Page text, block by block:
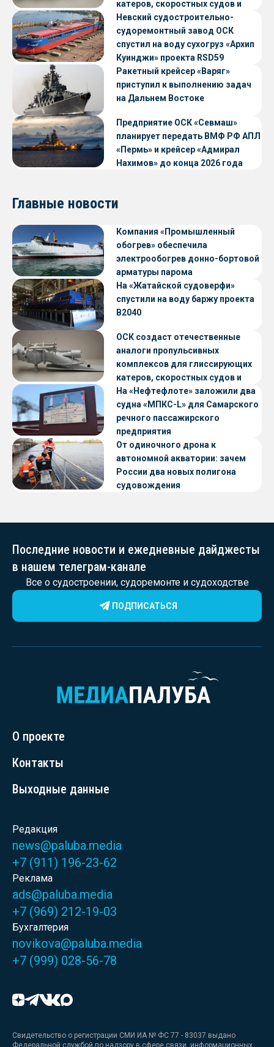
катеров, скоростных судов и
судов с малой осадкой
Невский судостроительно-
судоремонтный завод ОСК
спустил на воду сухогруз «Архип
Куинджи» проекта RSD59
Ракетный крейсер «Варяг»
приступил к выполнению задач
на Дальнем Востоке
Предприятие ОСК «Севмаш»
планирует передать ВМФ РФ АПЛ
«Пермь» и крейсер «Адмирал
Нахимов» до конца 2026 года
Главные новости
Компания «Промышленный
обогрев» обеспечила
электрообогрев донно-бортовой
арматуры парома
«Петропавловск» проекта CNF22
На «Жатайской судоверфи»
спустили на воду баржу проекта
В2040
ОСК создаст отечественные
аналоги пропульсивных
комплексов для глиссирующих
катеров, скоростных судов и
судов с малой осадкой
На «Нефтефлоте» заложили два
судна «МПКС-L» для Самарского
речного пассажирского
предприятия
От одиночного дрона к
автономной акватории: зачем
России два новых полигона
судовождения
Последние новости и ежедневные дайджесты
в нашем телеграм-канале
Все о судостроении, судоремонте и судоходстве
ПОДПИСАТЬСЯ
О проекте
Контакты
Выходные данные
Редакция
news@paluba.media
+7 (911) 196-23-62
Реклама
ads@paluba.media
+7 (969) 212-19-03
Бухгалтерия
novikova@paluba.media
+7 (999) 028-56-78
Свидетельство о регистрации СМИ ИА № ФС 77 - 83037 выдано
Федеральной службой по надзору в сфере связи, информационных